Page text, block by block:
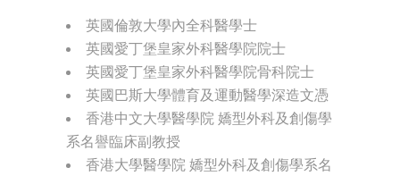
英國倫敦大學內全科醫學士
英國愛丁堡皇家外科醫學院院士
英國愛丁堡皇家外科醫學院骨科院士
英國巴斯大學體育及運動醫學深造文憑
香港中文大學醫學院 嬌型外科及創傷學
系名譽臨床副教授
香港大學醫學院 嬌型外科及創傷學系名